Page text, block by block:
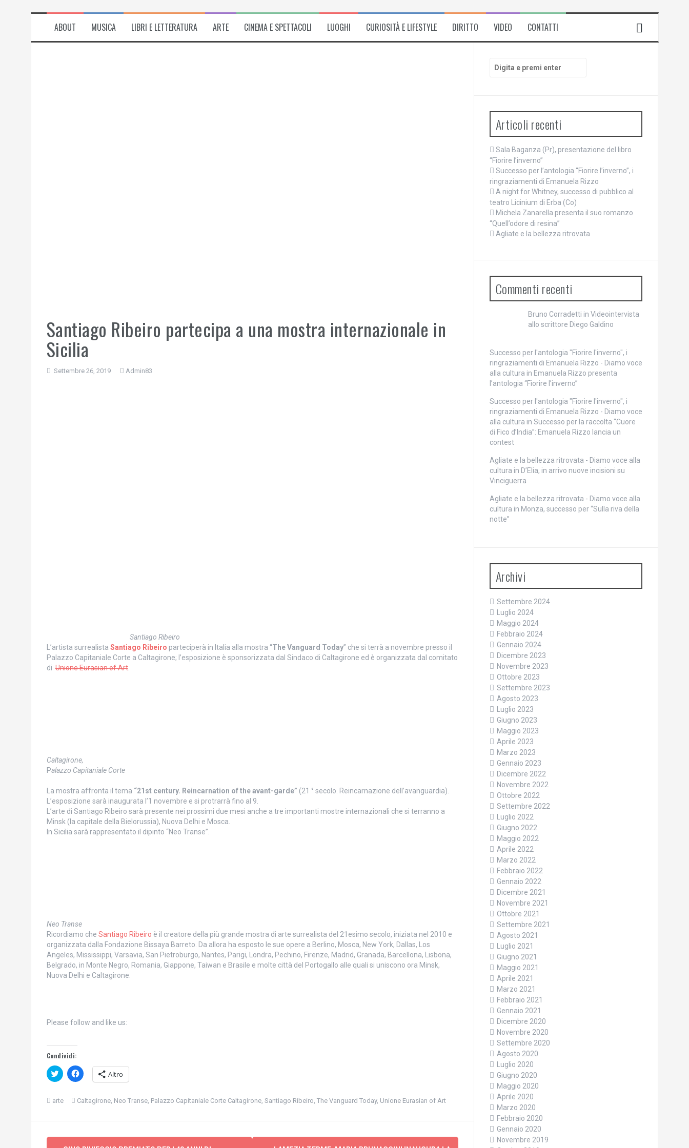
ABOUT MUSICA LIBRI E LETTERATURA ARTE CINEMA E SPETTACOLI LUOGHI CURIOSITÀ E LIFESTYLE DIRITTO VIDEO CONTATTI
Santiago Ribeiro partecipa a una mostra internazionale in
Sicilia
Settembre 26, 2019 Admin83
Santiago Ribeiro
L’artista surrealista Santiago Ribeiro parteciperà in Italia alla mostra “The Vanguard Today” che si terrà a novembre presso il
Palazzo Capitaniale Corte a Caltagirone; l’esposizione è sponsorizzata dal Sindaco di Caltagirone ed è organizzata dal comitato
diUnione Eurasian of Art.
Caltagirone,
Palazzo Capitaniale Corte
La mostra affronta il tema “21st century. Reincarnation of the avant-garde” (21 ° secolo. Reincarnazione dell’avanguardia).
L’esposizione sarà inaugurata l’1 novembre e si protrarrà fino al 9.
L’arte di Santiago Ribeiro sarà presente nei prossimi due mesi anche a tre importanti mostre internazionali che si terranno a
Minsk (la capitale della Bielorussia), Nuova Delhi e Mosca.
In Sicilia sarà rappresentato il dipinto “Neo Transe”.
Neo Transe
Ricordiamo che Santiago Ribeiro è il creatore della più grande mostra di arte surrealista del 21esimo secolo, iniziata nel 2010 e
organizzata dalla Fondazione Bissaya Barreto. Da allora ha esposto le sue opere a Berlino, Mosca, New York, Dallas, Los
Angeles, Mississippi, Varsavia, San Pietroburgo, Nantes, Parigi, Londra, Pechino, Firenze, Madrid, Granada, Barcellona, Lisbona,
Belgrado, in Monte Negro, Romania, Giappone, Taiwan e Brasile e molte città del Portogallo alle quali si uniscono ora Minsk,
Nuova Delhi e Caltagirone.
Please follow and like us:
Condividi:
F
a
l
i
p
F
a
l
i
c
o
Altro
arte Caltagirone, Neo Transe, Palazzo Capitaniale Corte Caltagirone, Santiago Ribeiro, The Vanguard Today, Unione Eurasian of Art
Articoli recenti
Sala Baganza (Pr), presentazione del libro
“Fiorire l’inverno”
Successo per l’antologia “Fiorire l’inverno”, i
ringraziamenti di Emanuela Rizzo
A night for Whitney, successo di pubblico al
teatro Licinium di Erba (Co)
Michela Zanarella presenta il suo romanzo
“Quell’odore di resina”
Agliate e la bellezza ritrovata
Commenti recenti
Bruno Corradetti in Videointervista
allo scrittore Diego Galdino
Successo per l'antologia "Fiorire l'inverno", i
ringraziamenti di Emanuela Rizzo - Diamo voce
alla cultura in Emanuela Rizzo presenta
l’antologia “Fiorire l’inverno”
Successo per l'antologia "Fiorire l'inverno", i
ringraziamenti di Emanuela Rizzo - Diamo voce
alla cultura in Successo per la raccolta “Cuore
di Fico d’India”: Emanuela Rizzo lancia un
contest
Agliate e la bellezza ritrovata - Diamo voce alla
cultura in D’Elia, in arrivo nuove incisioni su
Vinciguerra
Agliate e la bellezza ritrovata - Diamo voce alla
cultura in Monza, successo per “Sulla riva della
notte”
Archivi
Settembre 2024
Luglio 2024
Maggio 2024
Febbraio 2024
Gennaio 2024
Dicembre 2023
Novembre 2023
Ottobre 2023
Settembre 2023
Agosto 2023
Luglio 2023
Giugno 2023
Maggio 2023
Aprile 2023
Marzo 2023
Gennaio 2023
Dicembre 2022
Novembre 2022
Ottobre 2022
Settembre 2022
Luglio 2022
Giugno 2022
Maggio 2022
Aprile 2022
Marzo 2022
Febbraio 2022
Gennaio 2022
Dicembre 2021
Novembre 2021
Ottobre 2021
Settembre 2021
Agosto 2021
Luglio 2021
Giugno 2021
Maggio 2021
Aprile 2021
Marzo 2021
Febbraio 2021
Gennaio 2021
Dicembre 2020
Novembre 2020
Settembre 2020
Agosto 2020
Luglio 2020
Giugno 2020
Maggio 2020
Aprile 2020
Marzo 2020
Febbraio 2020
Gennaio 2020
Novembre 2019